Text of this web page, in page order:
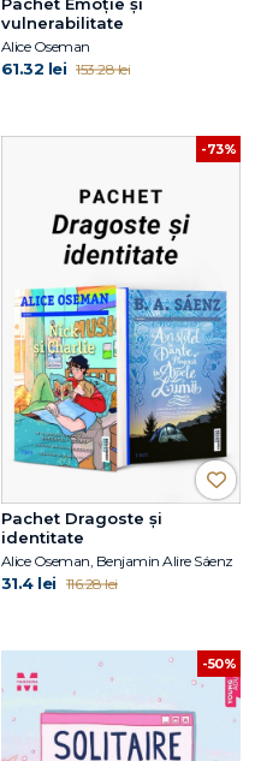
vulnerabilitate
Alice Oseman
61.32 lei 153.28 lei
-73%
Pachet Dragoste și
identitate
Alice Oseman, Benjamin Alire Sáenz
31.4 lei 116.28 lei
-50%